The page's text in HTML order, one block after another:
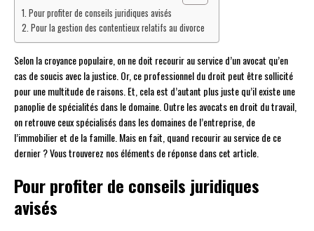
Pour profiter de conseils juridiques avisés
Pour la gestion des contentieux relatifs au divorce
Selon la croyance populaire, on ne doit recourir au service d’un avocat qu’en
cas de soucis avec la justice. Or, ce professionnel du droit peut être sollicité
pour une multitude de raisons. Et, cela est d’autant plus juste qu’il existe une
panoplie de spécialités dans le domaine. Outre les avocats en droit du travail,
on retrouve ceux spécialisés dans les domaines de l’entreprise, de
l’immobilier et de la famille. Mais en fait, quand recourir au service de ce
dernier ? Vous trouverez nos éléments de réponse dans cet article.
Pour profiter de conseils juridiques
avisés